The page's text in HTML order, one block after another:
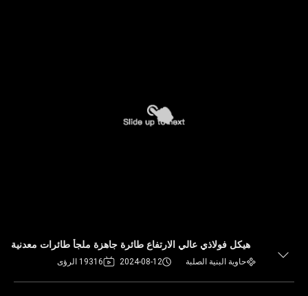
هيكل فولاذي عالي الارتفاع طائرة جاهزة ملجأ طائرات معدنية
حاوية البنية الصلبة 2024-08-12 19316 الرؤى